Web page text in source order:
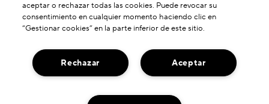
Nuestra Historia
Poder De Formulación
Envío Neutro De Carbono
¿NECESITA AYUDA?
Servicio De Atención Al Cliente
Chat en Vivo
Gestionar Mis Pedidos
ENCUENTRANOS
Localizador De Tiendas
aceptar o rechazar todas las cookies. Puede revocar su
consentimiento en cualquier momento haciendo clic en
“Gestionar cookies” en la parte inferior de este sitio.
Aceptar
Rechazar